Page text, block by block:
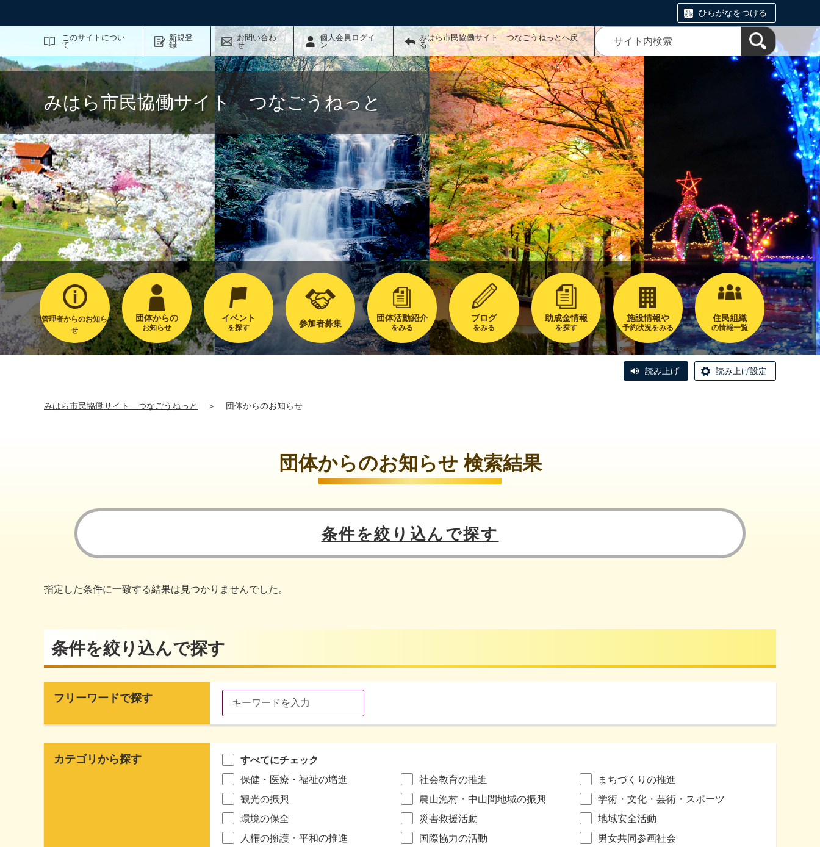
ひらがなをつける
このサイトについ
て
新規登
録
お問い合わ
せ
個人会員ログイ
ン
みはら市民協働サイト つなごうねっとへ戻
る
みはら市民協働サイト つなごうねっと
管理者からのお知ら
せ
団体からの
お知らせ
イベント
を探す 参加者募集
団体活動紹介
をみる
ブログ
をみる
助成金情報
を探す
施設情報や
予約状況をみる
住民組織
の情報一覧
読み上げ 読み上げ設定
みはら市民協働サイト つなごうねっと ＞ 団体からのお知らせ
団体からのお知らせ 検索結果
条件を絞り込んで探す
指定した条件に一致する結果は見つかりませんでした。
条件を絞り込んで探す
フリーワードで探す
カテゴリから探す
すべてにチェック
保健・医療・福祉の増進
社会教育の推進
まちづくりの推進
観光の振興
農山漁村・中山間地域の振興
学術・文化・芸術・スポーツ
環境の保全
災害救援活動
地域安全活動
人権の擁護・平和の推進
国際協力の活動
男女共同参画社会